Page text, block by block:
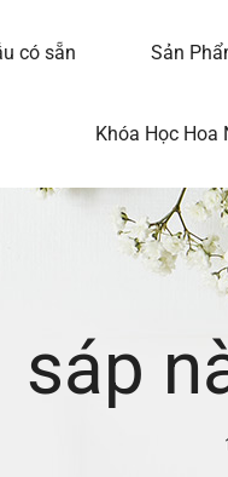
có sẵn Sản
Khóa Học Hoa
sáp